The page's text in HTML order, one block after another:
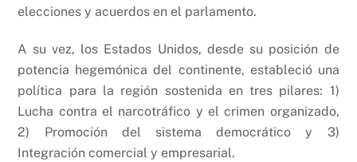
elecciones y acuerdos en el parlamento.
A su vez, los Estados Unidos, desde su posición de
potencia hegemónica del continente, estableció una
política para la región sostenida en tres pilares: 1)
Lucha contra el narcotráfico y el crimen organizado,
2) Promoción del sistema democrático y 3)
Integración comercial y empresarial.